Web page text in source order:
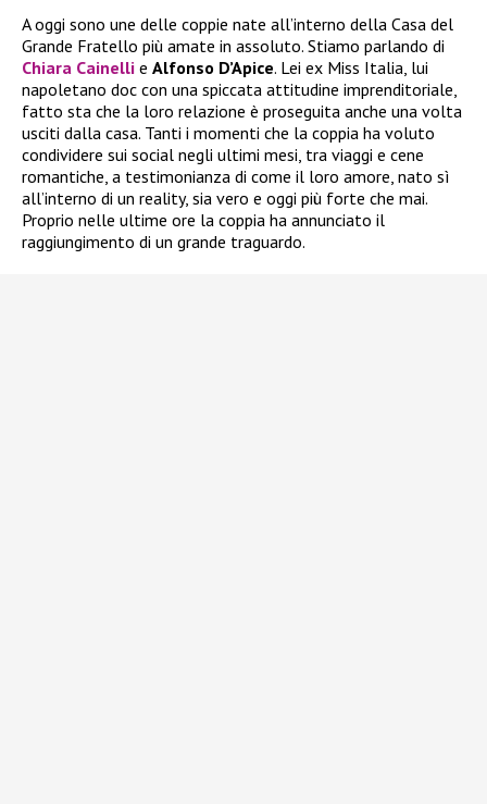
A oggi sono une delle coppie nate all’interno della Casa del
Grande Fratello più amate in assoluto. Stiamo parlando di
Chiara Cainelli e Alfonso D’Apice. Lei ex Miss Italia, lui
napoletano doc con una spiccata attitudine imprenditoriale,
fatto sta che la loro relazione è proseguita anche una volta
usciti dalla casa. Tanti i momenti che la coppia ha voluto
condividere sui social negli ultimi mesi, tra viaggi e cene
romantiche, a testimonianza di come il loro amore, nato sì
all’interno di un reality, sia vero e oggi più forte che mai.
Proprio nelle ultime ore la coppia ha annunciato il
raggiungimento di un grande traguardo.